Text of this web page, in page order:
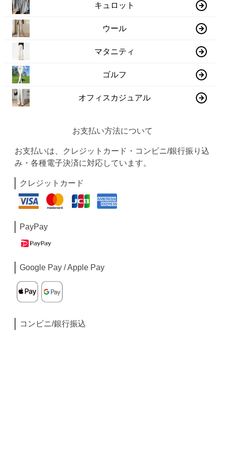
キュロット
ウール
マタニティ
ゴルフ
オフィスカジュアル
お支払い方法について
お支払いは、クレジットカード・コンビニ/銀行振り込
み・各種電子決済に対応しています。
クレジットカード
PayPay
Google Pay / Apple Pay
コンビニ/銀行振込